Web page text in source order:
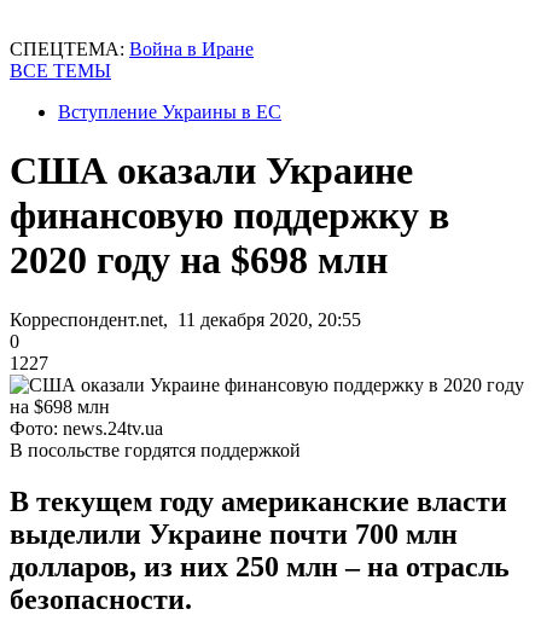
СПЕЦТЕМА: Война в Иране
ВСЕ ТЕМЫ
Вступление Украины в ЕС
США оказали Украине
финансовую поддержку в
2020 году на $698 млн
Корреспондент.net, 11 декабря 2020, 20:55
0
1227
Фото: news.24tv.ua
В посольстве гордятся поддержкой
В текущем году американские власти
выделили Украине почти 700 млн
долларов, из них 250 млн – на отрасль
безопасности.